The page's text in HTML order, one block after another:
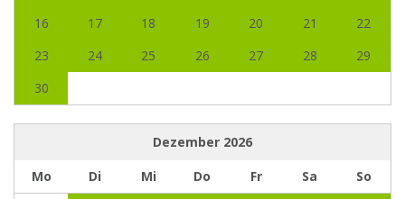
16
17 18 19 20 21
22
23
24 25 26 27 28
29
30
Dezember 2026
Mo
Di Mi Do Fr Sa
So